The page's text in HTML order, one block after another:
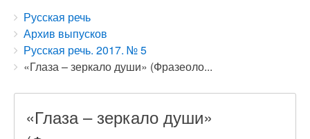
Breadcrumbs
You
are
here:
Русская речь
Архив выпусков
Русская речь. 2017. № 5
«Глаза – зеркало души» (Фразеоло...
«Глаза – зеркало души»